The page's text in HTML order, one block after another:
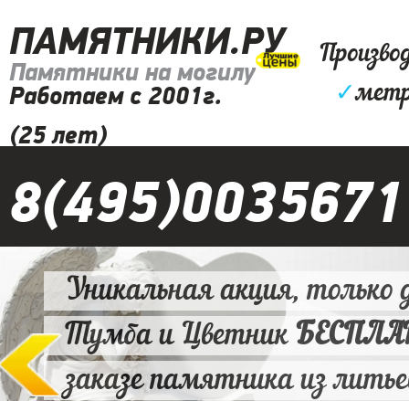
ПАМЯТНИКИ.РУ
Памятники на могилу
Работаем с 2001г.
(25 лет)
✓
8(495)0035671
Уникальная акция, только
Тумба и Цветник
заказе памятника из